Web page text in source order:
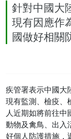
針對中國大
現有因應作
國做好相關
疾管署表示中國大
現有監測、檢疫、
人近期如將前往中
動物及禽鳥、出入
好個人防護措施，